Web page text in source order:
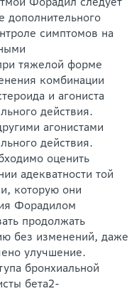
дополнительного
симптомов на
тяжелой форме
комбинации
и агониста
действия.
агонистами
действия.
оценить
адекватности той
которую они
Форадилом
продолжать
без изменений, даже
улучшение.
бронхиальной
бета2-